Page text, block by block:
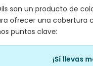
son un producto de
ofrecer una cobertura
puntos clave:
¡Sí llevas